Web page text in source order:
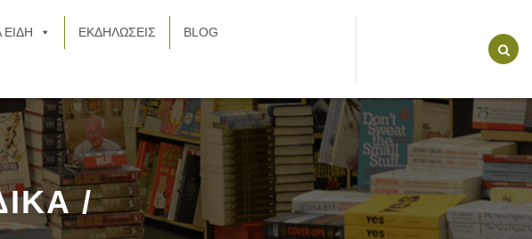
ΕΙΔΗ ΕΚΔΗΛΩΣΕΙΣ BLOG
/